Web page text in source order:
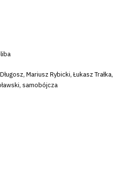
Mariusz Rybicki, Łukasz Trałka,
samobójcza